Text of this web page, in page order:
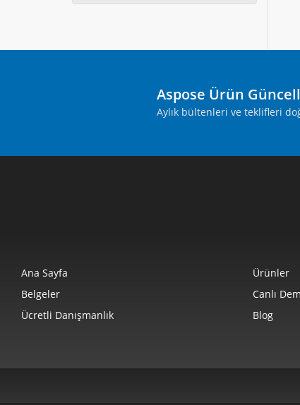
Aspose Ürün
Aylık bültenleri ve teklifleri
Ana Sayfa Ürünler
Belgeler
Canlı
Ücretli Danışmanlık
Blog